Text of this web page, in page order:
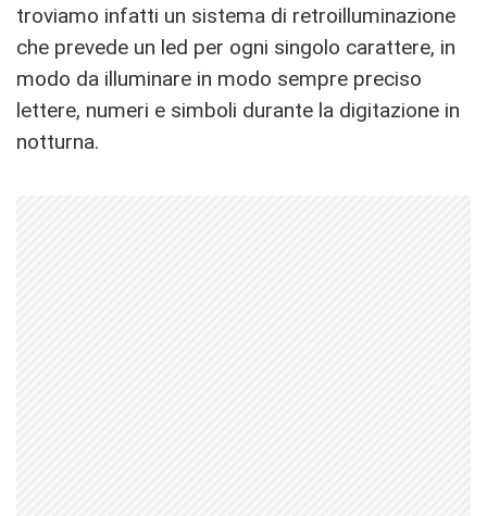
troviamo infatti un sistema di retroilluminazione
che prevede un led per ogni singolo carattere, in
modo da illuminare in modo sempre preciso
lettere, numeri e simboli durante la digitazione in
notturna.